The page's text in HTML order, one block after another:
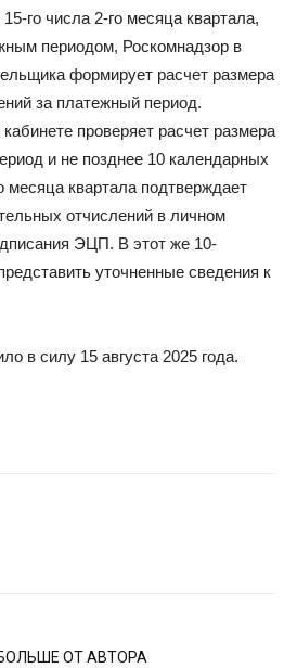
го числа 2-го месяца квартала,
периодом, Роскомнадзор в
формирует расчет размера
за платежный период.
проверяет расчет размера
и не позднее 10 календарных
месяца квартала подтверждает
отчислений в личном
ЭЦП. В этот же 10-
уточненные сведения к
в силу 15 августа 2025 года.
ОТ АВТОРА